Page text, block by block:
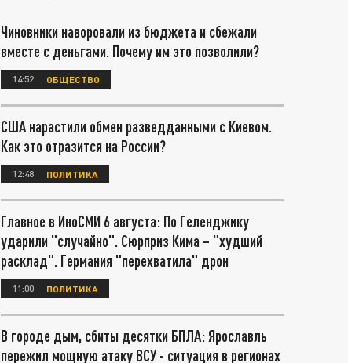
Чиновники наворовали из бюджета и сбежали
вместе с деньгами. Почему им это позволили?
14:52 ОБЩЕСТВО
США нарастили обмен разведданными с Киевом.
Как это отразится на России?
12:48 ПОЛИТИКА
Главное в ИноСМИ 6 августа: По Геленджику
ударили "случайно". Сюрприз Кима – "худший
расклад". Германия "перехватила" дрон
11:00 ПОЛИТИКА
В городе дым, сбиты десятки БПЛА: Ярославль
пережил мощную атаку ВСУ - ситуация в регионах